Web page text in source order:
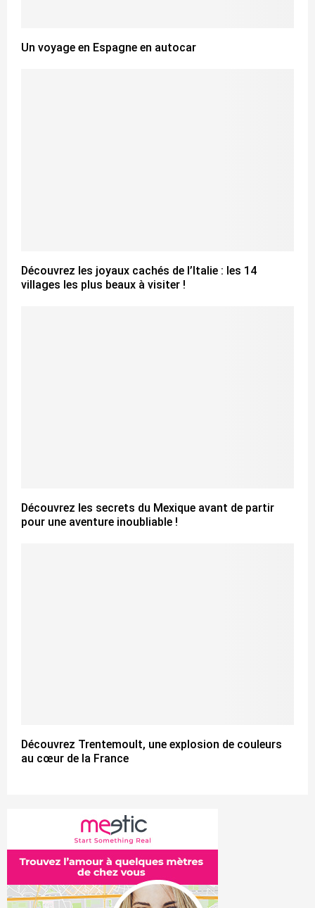
Un voyage en Espagne en autocar
Découvrez les joyaux cachés de l’Italie : les 14
villages les plus beaux à visiter !
Découvrez les secrets du Mexique avant de partir
pour une aventure inoubliable !
Découvrez Trentemoult, une explosion de couleurs
au cœur de la France